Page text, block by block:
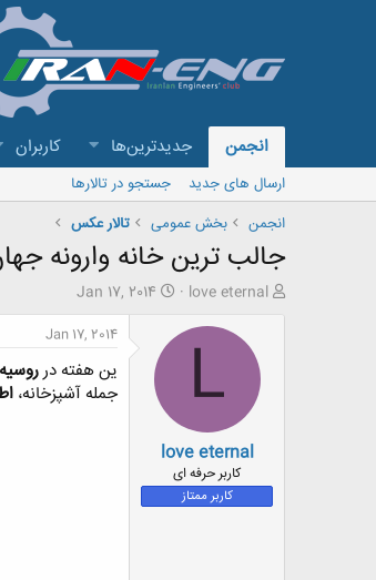
انجمن جدیدترین‌ها کاربران
ارسال های جدید
جستجو در تالارها
انجمن
بخش عمومی تالار عکس
جالب ترین خانه وارونه
ش
و
ض
love eternal
ت
خ
ش
Jan 17, 2014
L
love eternal
کاربر حرفه ای
کاربر ممتاز
Jan 17, 2014
ین هفته درروسیه
جمله آشپزخانه،